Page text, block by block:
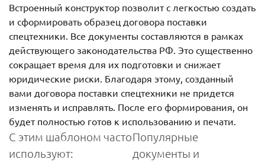
Встроенный конструктор позволит с легкостью создать
и сформировать образец договора поставки
спецтехники. Все документы составляются в рамках
действующего законодательства РФ. Это существенно
сокращает время для их подготовки и снижает
юридические риски. Благодаря этому, созданный
вами договора поставки спецтехники не придется
изменять и исправлять. После его формирования, он
будет полностью готов к использованию и печати.
С этим шаблоном часто
используют:
Популярные
документы и